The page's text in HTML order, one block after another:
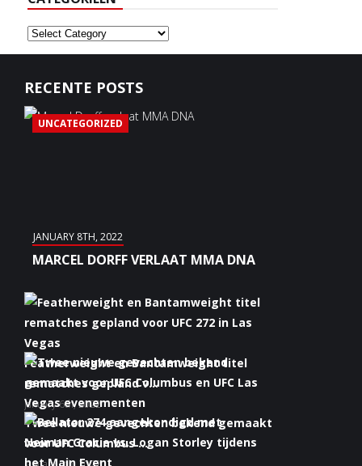
Categorieën
RECENTE POSTS
UNCATEGORIZED
JANUARY 8TH, 2022
MARCEL DORFF VERLAAT MMA DNA
Featherweight en Bantamweight titel
rematches gepland v...
January 6th, 2022
Twee nieuwe gevechten bekend gemaakt
voor UFC Columbus ...